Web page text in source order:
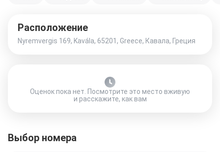
Расположение
Nyremvergis 169, Kavála, 65201, Greece, Кавала, Греция
Оценок пока нет. Посмотрите это место вживую
и расскажите, как вам
Выбор номера